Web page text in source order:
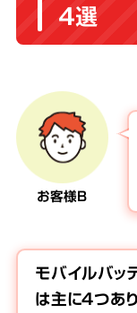
4選
お客様B
モバイルバッ
は主に4つあ